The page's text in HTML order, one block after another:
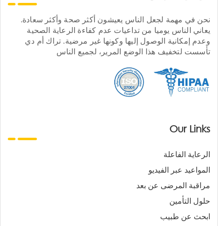
نحن في مهمة لجعل الناس يعيشون أكثر صحة وأكثر سعادة.
يعاني الناس يوميا من تداعيات عدم كفاءة الرعاية الصحية
وعدم إمكانية الوصول إليها وكونها غير مرضية. تراك أم دي
تأسست لتخفيف هذا الوضع المرير، لجميع الناس
Our Links
الرعاية الفاعلة
المواعيد عبر الفيديو
مراقبة المرضى عن بعد
حلول التأمين
ابحث عن طبيب